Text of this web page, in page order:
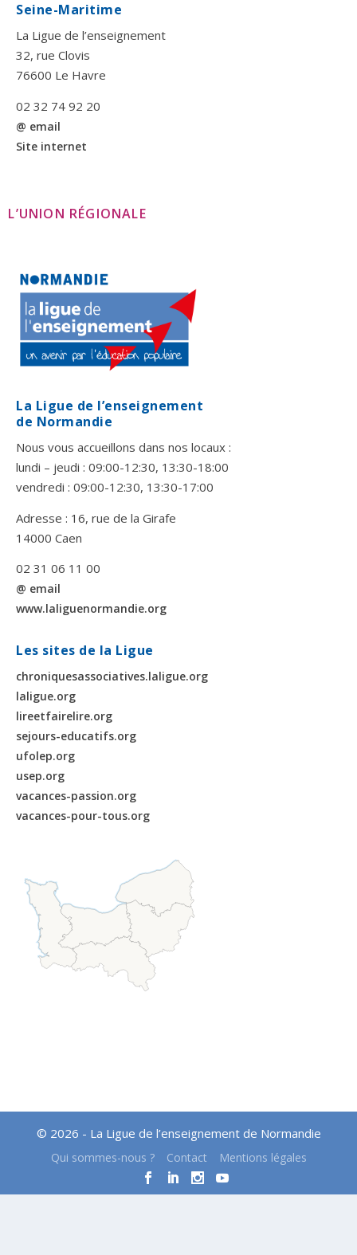
Seine-Maritime
La Ligue de l’enseignement
32, rue Clovis
76600 Le Havre
02 32 74 92 20
@ email
Site internet
L’UNION RÉGIONALE
La Ligue de l’enseignement
de Normandie
Nous vous accueillons dans nos locaux :
lundi – jeudi : 09:00-12:30, 13:30-18:00
vendredi : 09:00-12:30, 13:30-17:00
Adresse : 16, rue de la Girafe
14000 Caen
02 31 06 11 00
@ email
www.laliguenormandie.org
Les sites de la Ligue
chroniquesassociatives.laligue.org
laligue.org
lireetfairelire.org
sejours-educatifs.org
ufolep.org
usep.org
vacances-passion.org
vacances-pour-tous.org
© 2026 - La Ligue de l’enseignement de Normandie
Qui sommes-nous ? Contact Mentions légales